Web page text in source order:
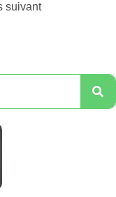
suivant